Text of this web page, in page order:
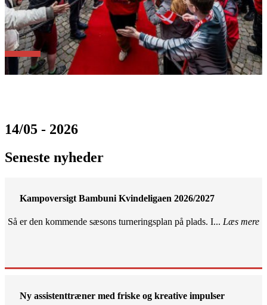
14/05 - 2026
Seneste nyheder
Kampoversigt Bambuni Kvindeligaen 2026/2027
Så er den kommende sæsons turneringsplan på plads. I... Læs mere
Ny assistenttræner med friske og kreative impulser